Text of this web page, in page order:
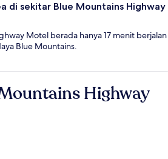
di sekitar Blue Mountains Highway
Motel berada hanya 17 menit berjalan
Blue Mountains.
Highway